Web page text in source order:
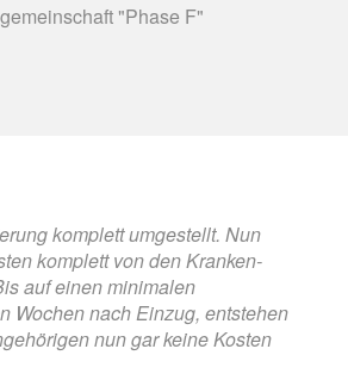
"Phase F"
komplett umgestellt. Nun
komplett von den Kranken-
auf einen minimalen
Wochen nach Einzug, entstehen
nun gar keine Kosten